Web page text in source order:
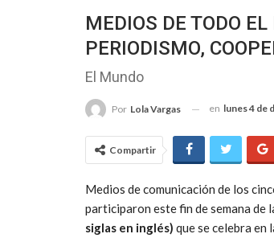
MEDIOS DE TODO
PERIODISMO,
El Mundo
Por Lola Vargas en lunes 4 de
Compartir
Medios de comunicación de los
participaron este fin de semana de
siglas en inglés) que se celebra en